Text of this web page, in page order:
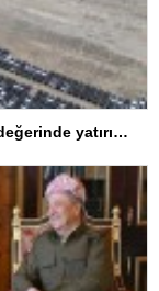
Hyundai’den Türkiye’ye 715 milyon euro değerinde yatırım hamlesi